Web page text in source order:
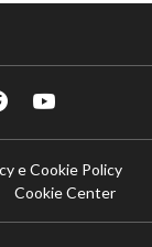
e Cookie Policy
Cookie Center